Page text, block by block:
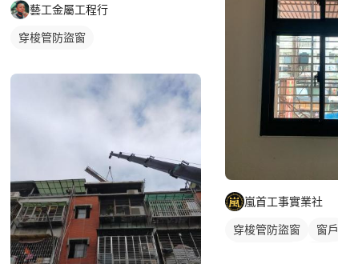
藝工金屬工程行
穿梭管防盜窗
嵐首工事實業社
穿梭管防盜窗 窗戶